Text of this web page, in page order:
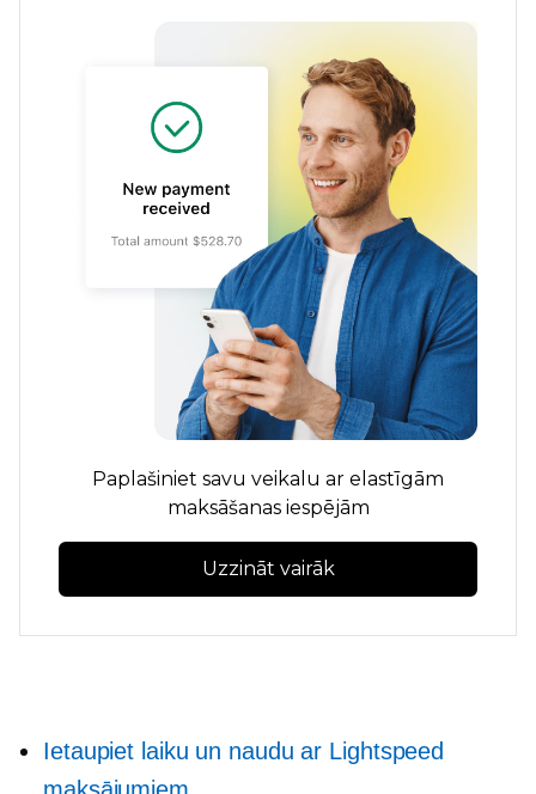
Paplašiniet savu veikalu ar elastīgām
maksāšanas iespējām
Uzzināt vairāk
Ietaupiet laiku un naudu ar Lightspeed